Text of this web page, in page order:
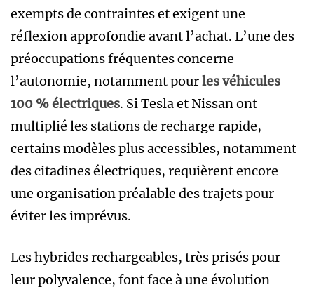
exempts de contraintes et exigent une
réflexion approfondie avant l’achat. L’une des
préoccupations fréquentes concerne
l’autonomie, notamment pourles véhicules
100 % électriques. Si Tesla et Nissan ont
multiplié les stations de recharge rapide,
certains modèles plus accessibles, notamment
des citadines électriques, requièrent encore
une organisation préalable des trajets pour
éviter les imprévus.
Les hybrides rechargeables, très prisés pour
leur polyvalence, font face à une évolution